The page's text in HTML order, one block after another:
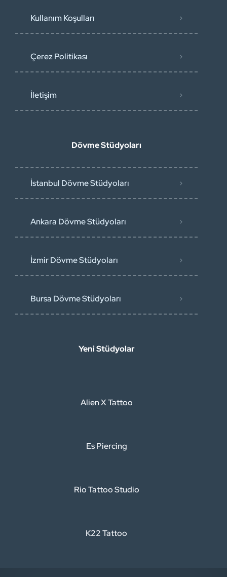
Kullanım Koşulları
Çerez Politikası
İletişim
Dövme Stüdyoları
İstanbul Dövme Stüdyoları
Ankara Dövme Stüdyoları
İzmir Dövme Stüdyoları
Bursa Dövme Stüdyoları
Yeni Stüdyolar
Alien X Tattoo
Es Piercing
Rio Tattoo Studio
K22 Tattoo